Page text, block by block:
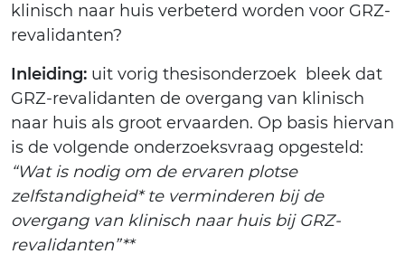
klinisch naar huis verbeterd worden voor GRZ-
revalidanten?
Inleiding: uit vorig thesisonderzoek bleek dat
GRZ-revalidanten de overgang van klinisch
naar huis als groot ervaarden. Op basis hiervan
is de volgende onderzoeksvraag opgesteld:
“Wat is nodig om de ervaren plotse
zelfstandigheid* te verminderen bij de
overgang van klinisch naar huis bij GRZ-
revalidanten”**